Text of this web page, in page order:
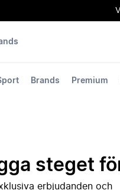
Brands Premium
steget
erbjudanden och